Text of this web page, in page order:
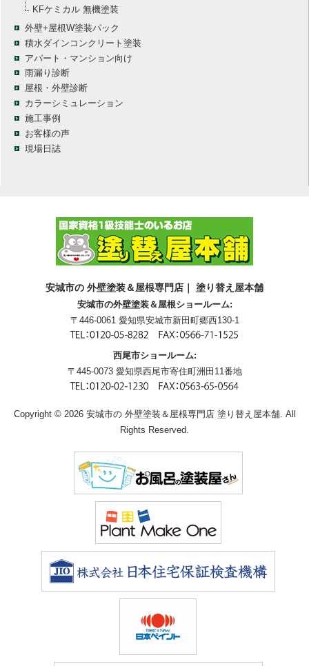
KFケミカル 無機塗装
外壁+屋根W塗装パック
積水ダインコンクリート塗装
アパート・マンション向け
雨漏り診断
屋根・外壁診断
カラーシミュレーション
施工事例
お客様の声
現場日誌
安城市の 外壁塗装＆屋根専門店｜ 塗り替え屋本舗
安城市の外壁塗装＆屋根ショールーム:
〒446-0061 愛知県安城市新田町郷西130-1
西尾市ショールーム:
〒445-0073 愛知県西尾市寄住町洲田11番地
Copyright © 2026 安城市の 外壁塗装＆屋根専門店 塗り替え屋本舗. All
Rights Reserved.